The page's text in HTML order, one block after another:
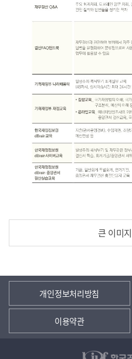
큰 이미
개인정보처리방침
이용약관